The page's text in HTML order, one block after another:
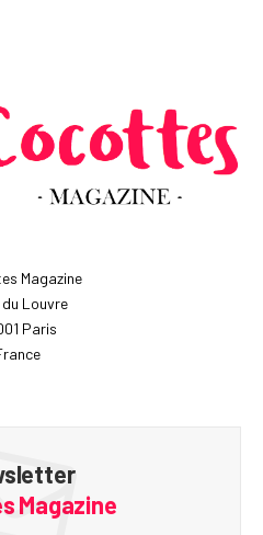
Magazine
du Louvre
Paris
Magazine